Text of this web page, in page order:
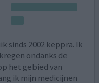
sinds 2002 keppra. Ik
ondanks de
het gebied van
ik mijn medicijnen